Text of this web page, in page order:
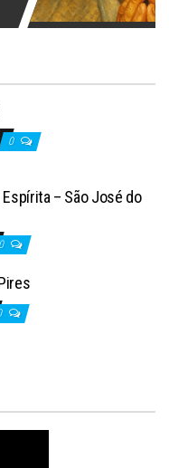
0
Espírita – São José do
0